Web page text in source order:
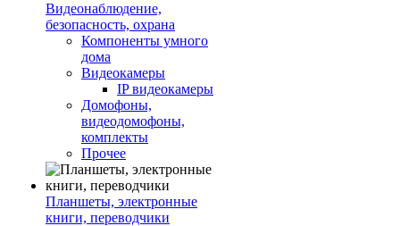
Видеонаблюдение,
безопасность, охрана
Компоненты умного
дома
Видеокамеры
IP видеокамеры
Домофоны,
видеодомофоны,
комплекты
Прочее
Планшеты, электронные
книги, переводчики